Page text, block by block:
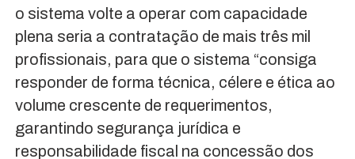
o sistema volte a operar com capacidade
plena seria a contratação de mais três mil
profissionais, para que o sistema “consiga
responder de forma técnica, célere e ética ao
volume crescente de requerimentos,
garantindo segurança jurídica e
responsabilidade fiscal na concessão dos